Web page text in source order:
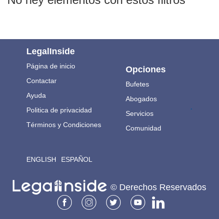
LegalInside
Página de inicio
Contactar
Ayuda
Politica de privacidad
Términos y Condiciones
ENGLISH ESPAÑOL
Opciones
Bufetes
Abogados
Servicios
Comunidad
.
© Derechos Reservados